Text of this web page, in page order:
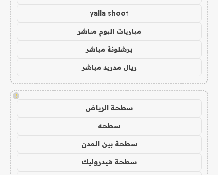
yalla shoot
مباريات اليوم مباشر
برشلونة مباشر
ريال مدريد مباشر
!
سطحة الرياض
سطحه
سطحة بين المدن
سطحة هيدروليك